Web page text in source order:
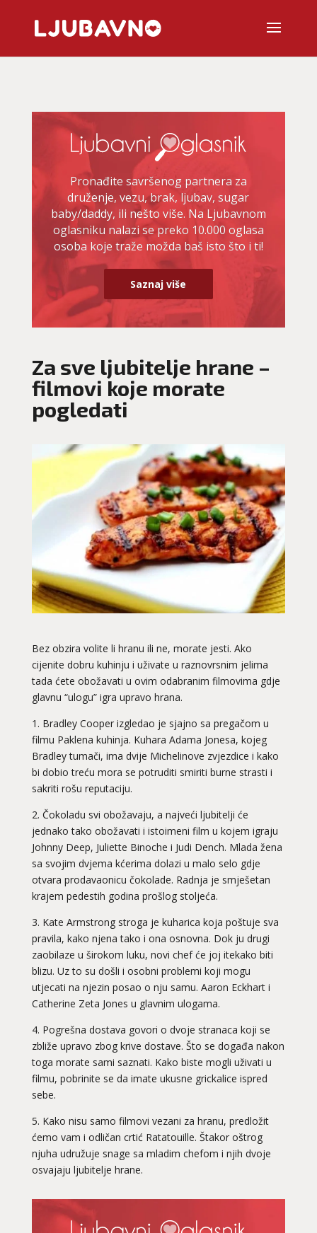
Pronađite savršenog partnera za
druženje, vezu, brak, ljubav, sugar
baby/daddy, ili nešto više. Na Ljubavnom
oglasniku nalazi se preko 10.000 oglasa
osoba koje traže možda baš isto što i ti!
Saznaj više
Za sve ljubitelje hrane –
filmovi koje morate
pogledati
Bez obzira volite li hranu ili ne, morate jesti. Ako
cijenite dobru kuhinju i uživate u raznovrsnim jelima
tada ćete obožavati u ovim odabranim filmovima gdje
glavnu “ulogu” igra upravo hrana.
1. Bradley Cooper izgledao je sjajno sa pregačom u
filmu Paklena kuhinja. Kuhara Adama Jonesa, kojeg
Bradley tumači, ima dvije Michelinove zvjezdice i kako
bi dobio treću mora se potruditi smiriti burne strasti i
sakriti rošu reputaciju.
2. Čokoladu svi obožavaju, a najveći ljubitelji će
jednako tako obožavati i istoimeni film u kojem igraju
Johnny Deep, Juliette Binoche i Judi Dench. Mlada žena
sa svojim dvjema kćerima dolazi u malo selo gdje
otvara prodavaonicu čokolade. Radnja je smješetan
krajem pedestih godina prošlog stoljeća.
3. Kate Armstrong stroga je kuharica koja poštuje sva
pravila, kako njena tako i ona osnovna. Dok ju drugi
zaobilaze u širokom luku, novi chef će joj itekako biti
blizu. Uz to su došli i osobni problemi koji mogu
utjecati na njezin posao o nju samu. Aaron Eckhart i
Catherine Zeta Jones u glavnim ulogama.
4. Pogrešna dostava govori o dvoje stranaca koji se
zbliže upravo zbog krive dostave. Što se događa nakon
toga morate sami saznati. Kako biste mogli uživati u
filmu, pobrinite se da imate ukusne grickalice ispred
sebe.
5. Kako nisu samo filmovi vezani za hranu, predložit
ćemo vam i odličan crtić Ratatouille. Štakor oštrog
njuha udružuje snage sa mladim chefom i njih dvoje
osvajaju ljubitelje hrane.